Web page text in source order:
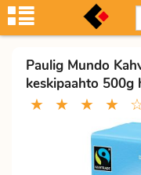
Paulig Mundo
keskipaahto 500g
★ ★ ★ ★